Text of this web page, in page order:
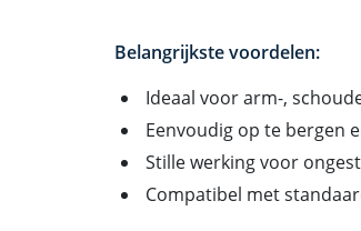
Belangrijkste voordelen:
Ideaal voor arm-,
Eenvoudig op te bergen
Stille werking voor
Compatibel met